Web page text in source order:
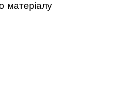
матеріалу